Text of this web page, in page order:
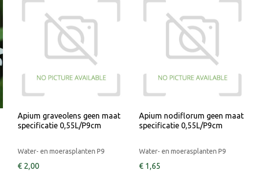
Apium graveolens geen maat
specificatie 0,55L/P9cm
Water- en moerasplanten P9
€ 2,00
Apium nodiflorum geen maat
specificatie 0,55L/P9cm
Water- en moerasplanten P9
€ 1 ,65